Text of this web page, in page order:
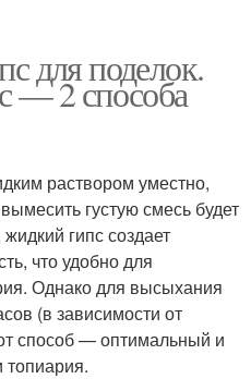
для поделок.
— 2 способа
раствором уместно,
густую смесь будет
гипс создает
что удобно для
Однако для высыхания
(в зависимости от
способ — оптимальный и